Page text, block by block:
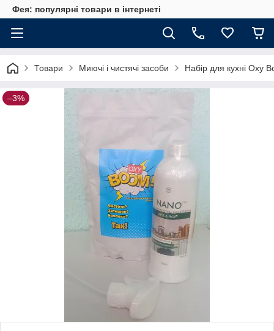
Фея: популярні товари в інтернеті
Товари Миючі і чистячі засоби Набір для кухні Oxy
–3%